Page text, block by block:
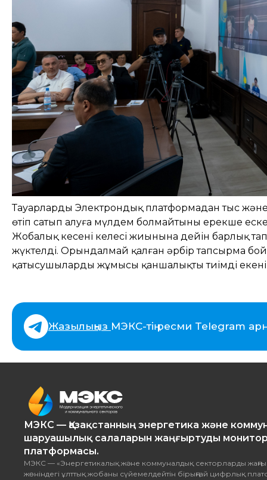
Тауарларды Электрондық платформадан тыс және
өтіп сатып алуға мүлдем болмайтыны ерекше
Жобалық кеңсенің келесі жиынына дейін барлық
жүктелді. Орындалмай қалған әрбір тапсырма
қатысушылардың жұмысы қаншалықты тиімді
Жазылыңыз МЭКС-тің ресми Telegram
МЭКС — Қазақстанның энергетика және
шаруашылық салаларын жаңғыртуды
платформасы.
МЭКС — «Энергетикалық және коммуналдық секторларды
жөніндегі ұлттық жобаны сүйемелдейтін бірыңғай цифрлық